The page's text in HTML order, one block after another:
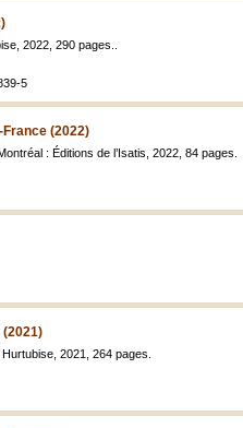
2022, 290 pages..
5
(2022)
Montréal : Éditions de l’Isatis, 2022, 84 pages.
Hurtubise, 2021, 264 pages.